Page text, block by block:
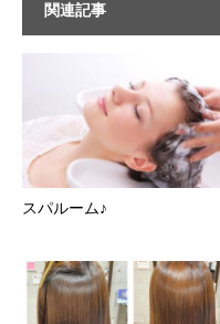
関連記事
スパルーム♪